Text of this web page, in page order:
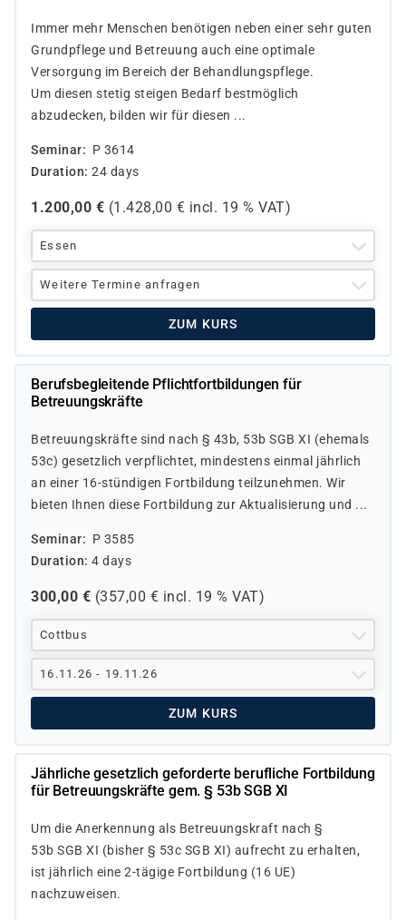
Immer mehr Menschen benötigen neben einer sehr guten
Grundpflege und Betreuung auch eine optimale
Versorgung im Bereich der Behandlungspflege.
Um diesen stetig steigen Bedarf bestmöglich
abzudecken, bilden wir für diesen ...
Seminar
P 3614
Duration 24 days
1.200,00 € (1.428,00 € incl. 19 % VAT)
Essen
Weitere Termine anfragen
ZUM KURS
Berufsbegleitende Pflichtfortbildungen für
Betreuungskräfte
Betreuungskräfte sind nach § 43b, 53b SGB XI (ehemals
53c) gesetzlich verpflichtet, mindestens einmal jährlich
an einer 16-stündigen Fortbildung teilzunehmen. Wir
bieten Ihnen diese Fortbildung zur Aktualisierung und ...
Seminar
P 3585
Duration 4 days
300,00 € (357,00 € incl. 19 % VAT)
Cottbus
16.11.26 - 19.11.26
ZUM KURS
Jährliche gesetzlich geforderte berufliche Fortbildung
für Betreuungskräfte gem. § 53b SGB XI
Um die Anerkennung als Betreuungskraft nach §
53b SGB XI (bisher § 53c SGB XI) aufrecht zu erhalten,
ist jährlich eine 2-tägige Fortbildung (16 UE)
nachzuweisen.